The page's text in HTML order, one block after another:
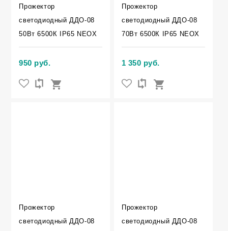
Прожектор
светодиодный ДДО-08
50Вт 6500К IP65 NEOX
950 руб.
Прожектор
светодиодный ДДО-08
70Вт 6500К IP65 NEOX
1 350 руб.
Прожектор
светодиодный ДДО-08
Прожектор
светодиодный ДДО-08